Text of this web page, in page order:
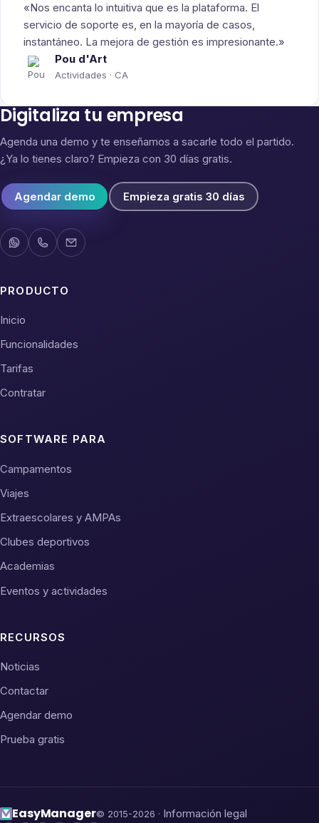
«Nos encanta lo intuitiva que es la plataforma. El
servicio de soporte es, en la mayoría de casos,
instantáneo. La mejora de gestión es impresionante.»
Pou d'Art
Actividades · CA
Digitaliza tu empresa
Agenda una demo y te enseñamos a sacarle todo el partido.
¿Ya lo tienes claro? Empieza con 30 días gratis.
Agendar demo Empieza gratis 30 días
PRODUCTO
Inicio
Funcionalidades
Tarifas
Contratar
SOFTWARE PARA
Campamentos
Viajes
Extraescolares y AMPAs
Clubes deportivos
Academias
Eventos y actividades
RECURSOS
Noticias
Contactar
Agendar demo
Prueba gratis
EasyManager© 2015-2026 · Información legal